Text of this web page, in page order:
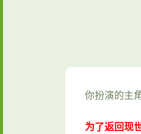
你扮演的主
为了返回现